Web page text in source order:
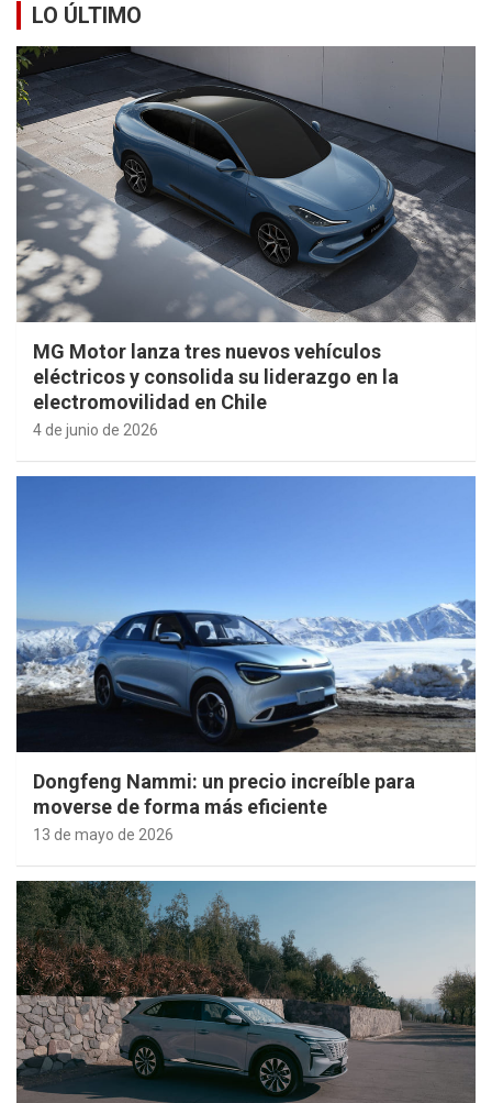
LO ÚLTIMO
MG Motor lanza tres nuevos vehículos
eléctricos y consolida su liderazgo en la
electromovilidad en Chile
4 de junio de 2026
Dongfeng Nammi: un precio increíble para
moverse de forma más eficiente
13 de mayo de 2026